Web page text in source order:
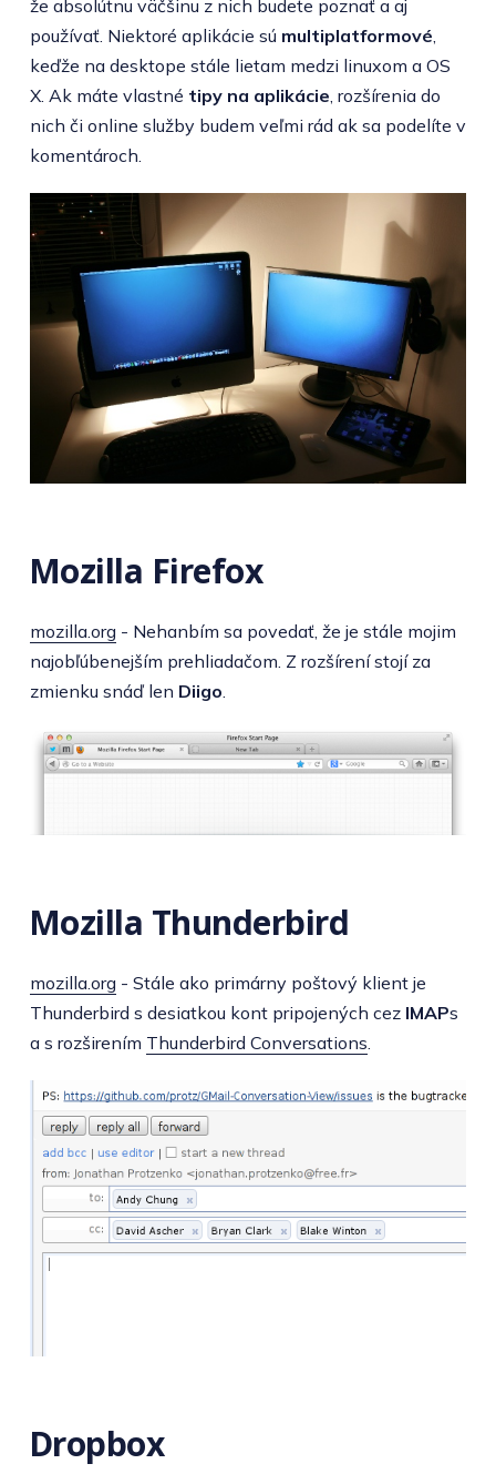
že absolútnu väčšinu z nich budete poznať a aj
používať. Niektoré aplikácie sú multiplatformové
keďže na desktope stále lietam medzi linuxom a OS
X. Ak máte vlastné tipy na aplikácie , rozšírenia do
nich či online služby budem veľmi rád ak sa podelíte v
komentároch.
Mozilla Firefox
mozilla.org- Nehanbím sa povedať, že je stále mojim
najobľúbenejším prehliadačom. Z rozšírení stojí za
zmienku snáď len Diigo.
Mozilla Thunderbird
mozilla.org- Stále ako primárny poštový klient je
Thunderbird s desiatkou kont pripojených cez IMAPs
a s rozširením Thunderbird Conversations
Dropbox